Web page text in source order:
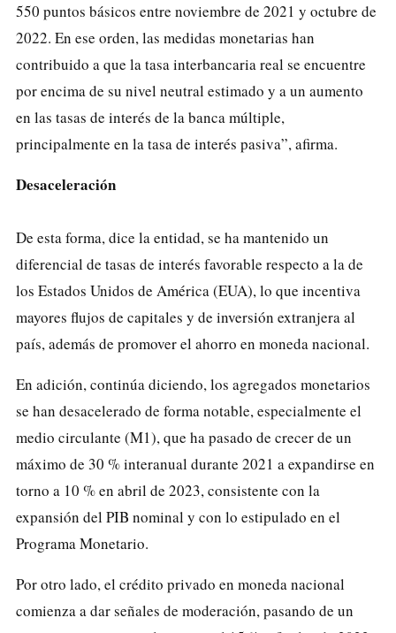
550 puntos básicos entre noviembre de 2021 y octubre de
2022. En ese orden, las medidas monetarias han
contribuido a que la tasa interbancaria real se encuentre
por encima de su nivel neutral estimado y a un aumento
en las tasas de interés de la banca múltiple,
principalmente en la tasa de interés pasiva”, afirma.
Desaceleración
De esta forma, dice la entidad, se ha mantenido un
diferencial de tasas de interés favorable respecto a la de
los Estados Unidos de América (EUA), lo que incentiva
mayores flujos de capitales y de inversión extranjera al
país, además de promover el ahorro en moneda nacional.
En adición, continúa diciendo, los agregados monetarios
se han desacelerado de forma notable, especialmente el
medio circulante (M1), que ha pasado de crecer de un
máximo de 30 % interanual durante 2021 a expandirse en
torno a 10 % en abril de 2023, consistente con la
expansión del PIB nominal y con lo estipulado en el
Programa Monetario.
Por otro lado, el crédito privado en moneda nacional
comienza a dar señales de moderación, pasando de un